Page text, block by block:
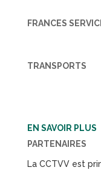
FRANCES
TRANSPORTS
EN SAVOIR PLUS
PARTENAIRES
La CCTVV est